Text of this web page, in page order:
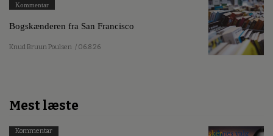
Kommentar
Bogskænderen fra San Francisco
Knud Bruun Poulsen / 06.8.26
Mest læste
Kommentar